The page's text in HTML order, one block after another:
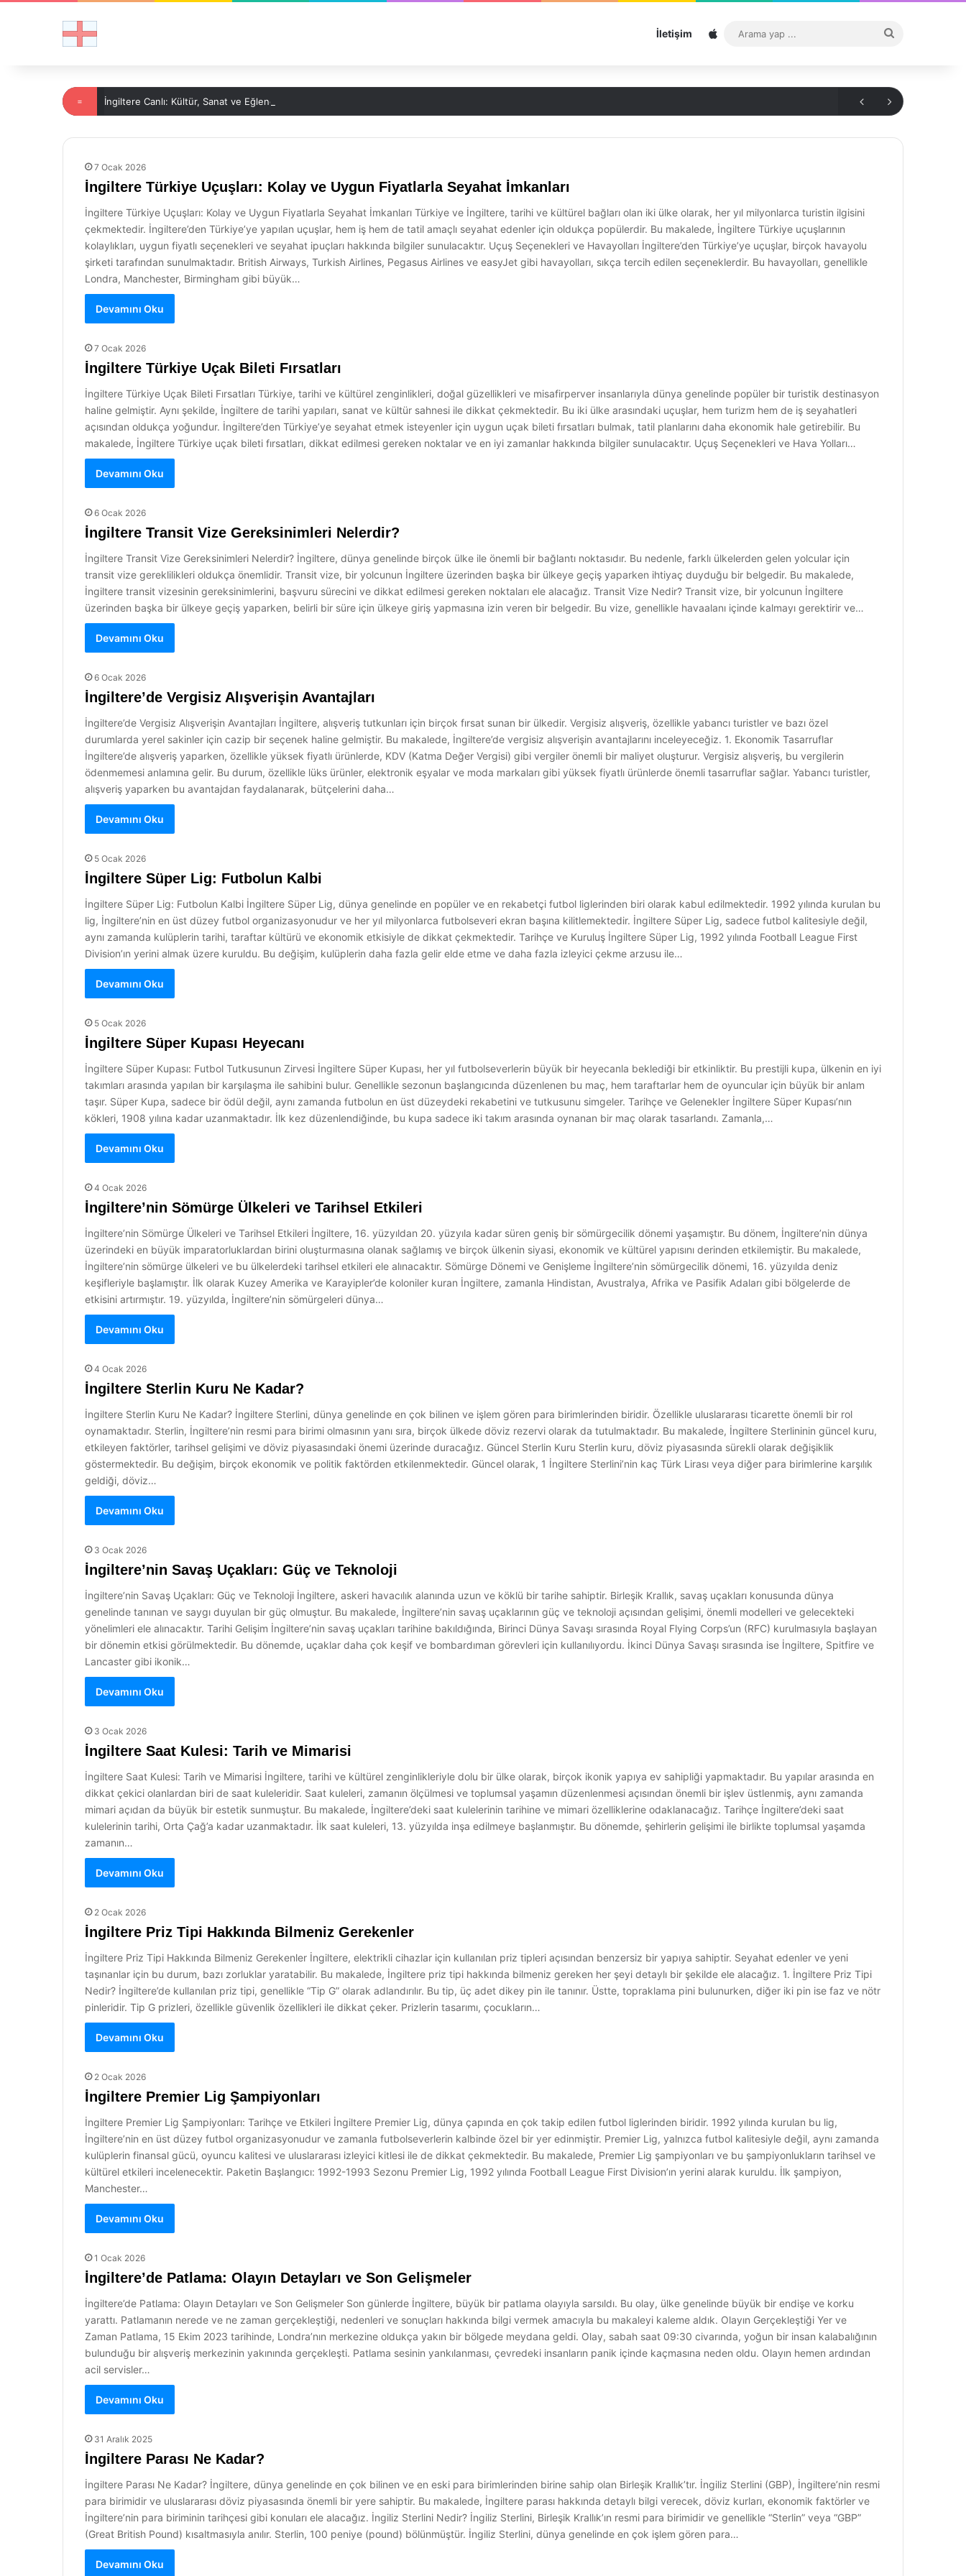
İletişim Sitemap
...
= İngiltere Canlı: Kültür, Sanat ve Eğlence Dünyası
7 Ocak 2026
İngiltere Türkiye Uçuşları: Kolay ve Uygun Fiyatlarla Seyahat İmkanları
İngiltere Türkiye Uçuşları: Kolay ve Uygun Fiyatlarla Seyahat İmkanları Türkiye ve İngiltere, tarihi ve kültürel bağları olan iki ülke olarak, her yıl milyonlarca turistin ilgisini
çekmektedir. İngiltere’den Türkiye’ye yapılan uçuşlar, hem iş hem de tatil amaçlı seyahat edenler için oldukça popülerdir. Bu makalede, İngiltere Türkiye uçuşlarının
kolaylıkları, uygun fiyatlı seçenekleri ve seyahat ipuçları hakkında bilgiler sunulacaktır. Uçuş Seçenekleri ve Havayolları İngiltere’den Türkiye’ye uçuşlar, birçok havayolu
şirketi tarafından sunulmaktadır. British Airways, Turkish Airlines, Pegasus Airlines ve easyJet gibi havayolları, sıkça tercih edilen seçeneklerdir. Bu havayolları, genellikle
Londra, Manchester, Birmingham gibi büyük…
Devamını Oku
7 Ocak 2026
İngiltere Türkiye Uçak Bileti Fırsatları
İngiltere Türkiye Uçak Bileti Fırsatları Türkiye, tarihi ve kültürel zenginlikleri, doğal güzellikleri ve misafirperver insanlarıyla dünya genelinde popüler bir turistik destinasyon
haline gelmiştir. Aynı şekilde, İngiltere de tarihi yapıları, sanat ve kültür sahnesi ile dikkat çekmektedir. Bu iki ülke arasındaki uçuşlar, hem turizm hem de iş seyahatleri
açısından oldukça yoğundur. İngiltere’den Türkiye’ye seyahat etmek isteyenler için uygun uçak bileti fırsatları bulmak, tatil planlarını daha ekonomik hale getirebilir. Bu
makalede, İngiltere Türkiye uçak bileti fırsatları, dikkat edilmesi gereken noktalar ve en iyi zamanlar hakkında bilgiler sunulacaktır. Uçuş Seçenekleri ve Hava Yolları…
Devamını Oku
6 Ocak 2026
İngiltere Transit Vize Gereksinimleri Nelerdir?
İngiltere Transit Vize Gereksinimleri Nelerdir? İngiltere, dünya genelinde birçok ülke ile önemli bir bağlantı noktasıdır. Bu nedenle, farklı ülkelerden gelen yolcular için
transit vize gereklilikleri oldukça önemlidir. Transit vize, bir yolcunun İngiltere üzerinden başka bir ülkeye geçiş yaparken ihtiyaç duyduğu bir belgedir. Bu makalede,
İngiltere transit vizesinin gereksinimlerini, başvuru sürecini ve dikkat edilmesi gereken noktaları ele alacağız. Transit Vize Nedir? Transit vize, bir yolcunun İngiltere
üzerinden başka bir ülkeye geçiş yaparken, belirli bir süre için ülkeye giriş yapmasına izin veren bir belgedir. Bu vize, genellikle havaalanı içinde kalmayı gerektirir ve…
Devamını Oku
6 Ocak 2026
İngiltere’de Vergisiz Alışverişin Avantajları
İngiltere’de Vergisiz Alışverişin Avantajları İngiltere, alışveriş tutkunları için birçok fırsat sunan bir ülkedir. Vergisiz alışveriş, özellikle yabancı turistler ve bazı özel
durumlarda yerel sakinler için cazip bir seçenek haline gelmiştir. Bu makalede, İngiltere’de vergisiz alışverişin avantajlarını inceleyeceğiz. 1. Ekonomik Tasarruflar
İngiltere’de alışveriş yaparken, özellikle yüksek fiyatlı ürünlerde, KDV (Katma Değer Vergisi) gibi vergiler önemli bir maliyet oluşturur. Vergisiz alışveriş, bu vergilerin
ödenmemesi anlamına gelir. Bu durum, özellikle lüks ürünler, elektronik eşyalar ve moda markaları gibi yüksek fiyatlı ürünlerde önemli tasarruflar sağlar. Yabancı turistler,
alışveriş yaparken bu avantajdan faydalanarak, bütçelerini daha…
Devamını Oku
5 Ocak 2026
İngiltere Süper Lig: Futbolun Kalbi
İngiltere Süper Lig: Futbolun Kalbi İngiltere Süper Lig, dünya genelinde en popüler ve en rekabetçi futbol liglerinden biri olarak kabul edilmektedir. 1992 yılında kurulan bu
lig, İngiltere’nin en üst düzey futbol organizasyonudur ve her yıl milyonlarca futbolseveri ekran başına kilitlemektedir. İngiltere Süper Lig, sadece futbol kalitesiyle değil,
aynı zamanda kulüplerin tarihi, taraftar kültürü ve ekonomik etkisiyle de dikkat çekmektedir. Tarihçe ve Kuruluş İngiltere Süper Lig, 1992 yılında Football League First
Division’ın yerini almak üzere kuruldu. Bu değişim, kulüplerin daha fazla gelir elde etme ve daha fazla izleyici çekme arzusu ile…
Devamını Oku
5 Ocak 2026
İngiltere Süper Kupası Heyecanı
İngiltere Süper Kupası: Futbol Tutkusunun Zirvesi İngiltere Süper Kupası, her yıl futbolseverlerin büyük bir heyecanla beklediği bir etkinliktir. Bu prestijli kupa, ülkenin en iyi
takımları arasında yapılan bir karşılaşma ile sahibini bulur. Genellikle sezonun başlangıcında düzenlenen bu maç, hem taraftarlar hem de oyuncular için büyük bir anlam
taşır. Süper Kupa, sadece bir ödül değil, aynı zamanda futbolun en üst düzeydeki rekabetini ve tutkusunu simgeler. Tarihçe ve Gelenekler İngiltere Süper Kupası’nın
kökleri, 1908 yılına kadar uzanmaktadır. İlk kez düzenlendiğinde, bu kupa sadece iki takım arasında oynanan bir maç olarak tasarlandı. Zamanla,…
Devamını Oku
4 Ocak 2026
İngiltere’nin Sömürge Ülkeleri ve Tarihsel Etkileri
İngiltere’nin Sömürge Ülkeleri ve Tarihsel Etkileri İngiltere, 16. yüzyıldan 20. yüzyıla kadar süren geniş bir sömürgecilik dönemi yaşamıştır. Bu dönem, İngiltere’nin dünya
üzerindeki en büyük imparatorluklardan birini oluşturmasına olanak sağlamış ve birçok ülkenin siyasi, ekonomik ve kültürel yapısını derinden etkilemiştir. Bu makalede,
İngiltere’nin sömürge ülkeleri ve bu ülkelerdeki tarihsel etkileri ele alınacaktır. Sömürge Dönemi ve Genişleme İngiltere’nin sömürgecilik dönemi, 16. yüzyılda deniz
keşifleriyle başlamıştır. İlk olarak Kuzey Amerika ve Karayipler’de koloniler kuran İngiltere, zamanla Hindistan, Avustralya, Afrika ve Pasifik Adaları gibi bölgelerde de
etkisini artırmıştır. 19. yüzyılda, İngiltere’nin sömürgeleri dünya…
Devamını Oku
4 Ocak 2026
İngiltere Sterlin Kuru Ne Kadar?
İngiltere Sterlin Kuru Ne Kadar? İngiltere Sterlini, dünya genelinde en çok bilinen ve işlem gören para birimlerinden biridir. Özellikle uluslararası ticarette önemli bir rol
oynamaktadır. Sterlin, İngiltere’nin resmi para birimi olmasının yanı sıra, birçok ülkede döviz rezervi olarak da tutulmaktadır. Bu makalede, İngiltere Sterlininin güncel kuru,
etkileyen faktörler, tarihsel gelişimi ve döviz piyasasındaki önemi üzerinde duracağız. Güncel Sterlin Kuru Sterlin kuru, döviz piyasasında sürekli olarak değişiklik
göstermektedir. Bu değişim, birçok ekonomik ve politik faktörden etkilenmektedir. Güncel olarak, 1 İngiltere Sterlini’nin kaç Türk Lirası veya diğer para birimlerine karşılık
geldiği, döviz…
Devamını Oku
3 Ocak 2026
İngiltere’nin Savaş Uçakları: Güç ve Teknoloji
İngiltere’nin Savaş Uçakları: Güç ve Teknoloji İngiltere, askeri havacılık alanında uzun ve köklü bir tarihe sahiptir. Birleşik Krallık, savaş uçakları konusunda dünya
genelinde tanınan ve saygı duyulan bir güç olmuştur. Bu makalede, İngiltere’nin savaş uçaklarının güç ve teknoloji açısından gelişimi, önemli modelleri ve gelecekteki
yönelimleri ele alınacaktır. Tarihi Gelişim İngiltere’nin savaş uçakları tarihine bakıldığında, Birinci Dünya Savaşı sırasında Royal Flying Corps’un (RFC) kurulmasıyla başlayan
bir dönemin etkisi görülmektedir. Bu dönemde, uçaklar daha çok keşif ve bombardıman görevleri için kullanılıyordu. İkinci Dünya Savaşı sırasında ise İngiltere, Spitfire ve
Lancaster gibi ikonik…
Devamını Oku
3 Ocak 2026
İngiltere Saat Kulesi: Tarih ve Mimarisi
İngiltere Saat Kulesi: Tarih ve Mimarisi İngiltere, tarihi ve kültürel zenginlikleriyle dolu bir ülke olarak, birçok ikonik yapıya ev sahipliği yapmaktadır. Bu yapılar arasında en
dikkat çekici olanlardan biri de saat kuleleridir. Saat kuleleri, zamanın ölçülmesi ve toplumsal yaşamın düzenlenmesi açısından önemli bir işlev üstlenmiş, aynı zamanda
mimari açıdan da büyük bir estetik sunmuştur. Bu makalede, İngiltere’deki saat kulelerinin tarihine ve mimari özelliklerine odaklanacağız. Tarihçe İngiltere’deki saat
kulelerinin tarihi, Orta Çağ’a kadar uzanmaktadır. İlk saat kuleleri, 13. yüzyılda inşa edilmeye başlanmıştır. Bu dönemde, şehirlerin gelişimi ile birlikte toplumsal yaşamda
zamanın…
Devamını Oku
2 Ocak 2026
İngiltere Priz Tipi Hakkında Bilmeniz Gerekenler
İngiltere Priz Tipi Hakkında Bilmeniz Gerekenler İngiltere, elektrikli cihazlar için kullanılan priz tipleri açısından benzersiz bir yapıya sahiptir. Seyahat edenler ve yeni
taşınanlar için bu durum, bazı zorluklar yaratabilir. Bu makalede, İngiltere priz tipi hakkında bilmeniz gereken her şeyi detaylı bir şekilde ele alacağız. 1. İngiltere Priz Tipi
Nedir? İngiltere’de kullanılan priz tipi, genellikle “Tip G” olarak adlandırılır. Bu tip, üç adet dikey pin ile tanınır. Üstte, topraklama pini bulunurken, diğer iki pin ise faz ve nötr
pinleridir. Tip G prizleri, özellikle güvenlik özellikleri ile dikkat çeker. Prizlerin tasarımı, çocukların…
Devamını Oku
2 Ocak 2026
İngiltere Premier Lig Şampiyonları
İngiltere Premier Lig Şampiyonları: Tarihçe ve Etkileri İngiltere Premier Lig, dünya çapında en çok takip edilen futbol liglerinden biridir. 1992 yılında kurulan bu lig,
İngiltere’nin en üst düzey futbol organizasyonudur ve zamanla futbolseverlerin kalbinde özel bir yer edinmiştir. Premier Lig, yalnızca futbol kalitesiyle değil, aynı zamanda
kulüplerin finansal gücü, oyuncu kalitesi ve uluslararası izleyici kitlesi ile de dikkat çekmektedir. Bu makalede, Premier Lig şampiyonları ve bu şampiyonlukların tarihsel ve
kültürel etkileri incelenecektir. Paketin Başlangıcı: 1992-1993 Sezonu Premier Lig, 1992 yılında Football League First Division’ın yerini alarak kuruldu. İlk şampiyon,
Manchester…
Devamını Oku
1 Ocak 2026
İngiltere’de Patlama: Olayın Detayları ve Son Gelişmeler
İngiltere’de Patlama: Olayın Detayları ve Son Gelişmeler Son günlerde İngiltere, büyük bir patlama olayıyla sarsıldı. Bu olay, ülke genelinde büyük bir endişe ve korku
yarattı. Patlamanın nerede ve ne zaman gerçekleştiği, nedenleri ve sonuçları hakkında bilgi vermek amacıyla bu makaleyi kaleme aldık. Olayın Gerçekleştiği Yer ve
Zaman Patlama, 15 Ekim 2023 tarihinde, Londra’nın merkezine oldukça yakın bir bölgede meydana geldi. Olay, sabah saat 09:30 civarında, yoğun bir insan kalabalığının
bulunduğu bir alışveriş merkezinin yakınında gerçekleşti. Patlama sesinin yankılanması, çevredeki insanların panik içinde kaçmasına neden oldu. Olayın hemen ardından
acil servisler…
Devamını Oku
31 Aralık 2025
İngiltere Parası Ne Kadar?
İngiltere Parası Ne Kadar? İngiltere, dünya genelinde en çok bilinen ve en eski para birimlerinden birine sahip olan Birleşik Krallık’tır. İngiliz Sterlini (GBP), İngiltere’nin resmi
para birimidir ve uluslararası döviz piyasasında önemli bir yere sahiptir. Bu makalede, İngiltere parası hakkında detaylı bilgi verecek, döviz kurları, ekonomik faktörler ve
İngiltere’nin para biriminin tarihçesi gibi konuları ele alacağız. İngiliz Sterlini Nedir? İngiliz Sterlini, Birleşik Krallık’ın resmi para birimidir ve genellikle “Sterlin” veya “GBP”
(Great British Pound) kısaltmasıyla anılır. Sterlin, 100 peniye (pound) bölünmüştür. İngiliz Sterlini, dünya genelinde en çok işlem gören para…
Devamını Oku